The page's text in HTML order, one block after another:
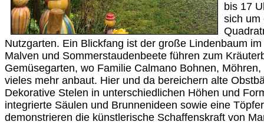
bis 17
sich um
Nutzgarten. Ein Blickfang ist der große Lindenbaum
Malven und Sommerstaudenbeete führen zum
Gemüsegarten, wo Familie Calmano Bohnen,
vieles mehr anbaut. Hier und da bereichern alte
Dekorative Stelen in unterschiedlichen Höhen und
integrierte Säulen und Brunnenideen sowie eine
demonstrieren die künstlerische Schaffenskraft von